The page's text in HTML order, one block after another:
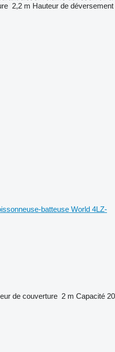
2,2 m Hauteur de déversement
batteuse World 4LZ-
de couverture 2 m Capacité 20